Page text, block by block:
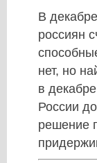
В
россиян
нет, но
в
России
решение